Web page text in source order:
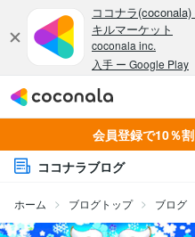
会員登録で10％
ココナラブログ
ホーム ブログトップ ブログ